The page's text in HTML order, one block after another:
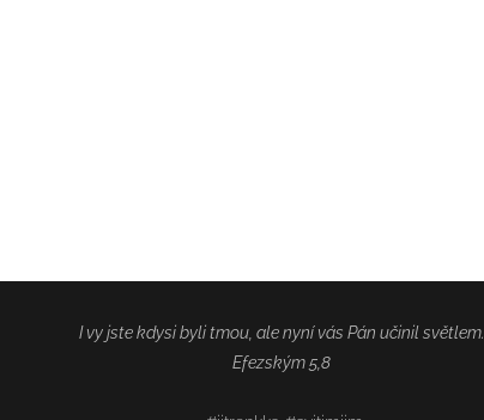
I vy jste kdysi byli tmou, ale nyní vás Pán učinil světlem.
Efezským 5,8